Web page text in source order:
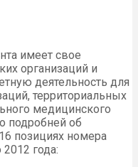
имеет свое
организаций и
деятельность для
территориальных
медицинского
подробней об
позициях номера
года: